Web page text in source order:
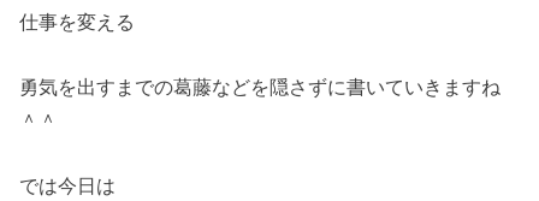
仕事を変える
勇気を出すまでの葛藤などを隠さずに書いていきますね
＾＾
では今日は